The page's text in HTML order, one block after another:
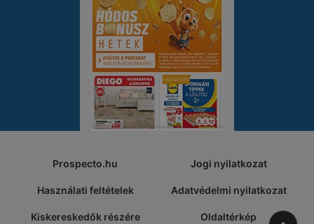
Prospecto.hu Jogi nyilatkozat
Használati feltételek Adatvédelmi nyilatkozat
Kiskereskedők részére Oldaltérkép